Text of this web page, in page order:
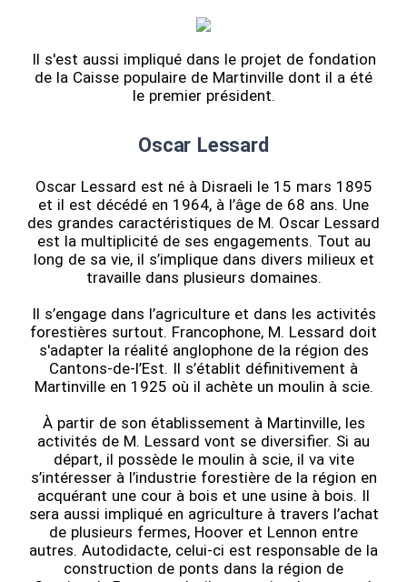
Il s'est aussi impliqué dans le projet de fondation
de la Caisse populaire de Martinville dont il a été
le premier président.
Oscar Lessard
Oscar Lessard est né à Disraeli le 15 mars 1895
et il est décédé en 1964, à l’âge de 68 ans. Une
des grandes caractéristiques de M. Oscar Lessard
est la multiplicité de ses engagements. Tout au
long de sa vie, il s’implique dans divers milieux et
travaille dans plusieurs domaines.
Il s’engage dans l’agriculture et dans les activités
forestières surtout. Francophone, M. Lessard doit
s'adapter la réalité anglophone de la région des
Cantons-de-l’Est. Il s’établit définitivement à
Martinville en 1925 où il achète un moulin à scie.
À partir de son établissement à Martinville, les
activités de M. Lessard vont se diversifier. Si au
départ, il possède le moulin à scie, il va vite
s’intéresser à l’industrie forestière de la région en
acquérant une cour à bois et une usine à bois. Il
sera aussi impliqué en agriculture à travers l’achat
de plusieurs fermes, Hoover et Lennon entre
autres. Autodidacte, celui-ci est responsable de la
construction de ponts dans la région de